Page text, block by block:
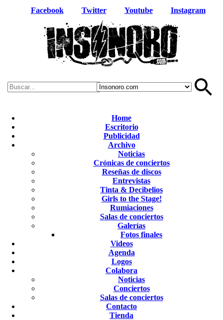
Facebook Twitter Youtube Instagram
Home
Escritorio
Publicidad
Archivo
Noticias
Crónicas de conciertos
Reseñas de discos
Entrevistas
Tinta & Decibelios
Girls to the Stage!
Rumiaciones
Salas de conciertos
Galerías
Fotos finales
Videos
Agenda
Logos
Colabora
Noticias
Conciertos
Salas de conciertos
Contacto
Tienda